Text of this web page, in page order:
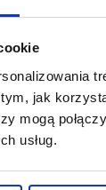
jak
mogą
usług.
Designer
Designer
Inwestycja